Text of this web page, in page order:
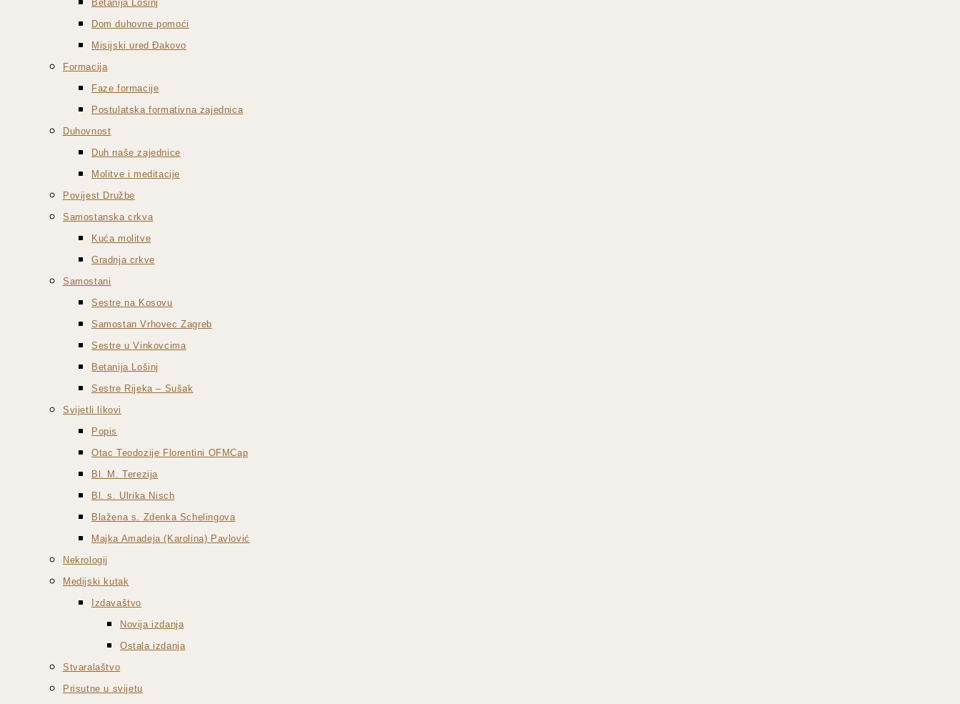
Betanija Lošinj
Dom duhovne pomoći
Misijski ured Đakovo
Formacija
Faze formacije
Postulatska formativna zajednica
Duhovnost
Duh naše zajednice
Molitve i meditacije
Povijest Družbe
Samostanska crkva
Kuća molitve
Gradnja crkve
Samostani
Sestre na Kosovu
Samostan Vrhovec Zagreb
Sestre u Vinkovcima
Betanija Lošinj
Sestre Rijeka – Sušak
Svijetli likovi
Popis
Otac Teodozije Florentini OFMCap
Bl. M. Terezija
Bl. s. Ulrika Nisch
Blažena s. Zdenka Schelingova
Majka Amadeja (Karolina) Pavlović
Nekrologij
Medijski kutak
Izdavaštvo
Novija izdanja
Ostala izdanja
Stvaralaštvo
Prisutne u svijetu